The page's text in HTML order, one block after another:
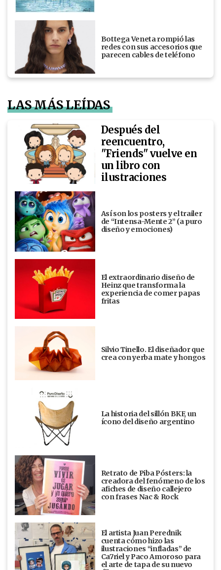
Bottega Veneta rompió las
redes con sus accesorios que
parecen cables de teléfono
LAS MÁS LEÍDAS
Después del
reencuentro,
"Friends" vuelve en
un libro con
ilustraciones
Así son los posters y el trailer
de “Intensa-Mente 2” (a puro
diseño y emociones)
El extraordinario diseño de
Heinz que transforma la
experiencia de comer papas
fritas
Silvio Tinello. El diseñador que
crea con yerba mate y hongos
La historia del sillón BKF, un
ícono del diseño argentino
Retrato de Piba Pósters: la
creadora del fenómeno de los
afiches de diseño callejero
con frases Nac & Rock
El artista Juan Perednik
cuenta cómo hizo las
ilustraciones “infladas” de
Ca7riel y Paco Amoroso para
el arte de tapa de su nuevo